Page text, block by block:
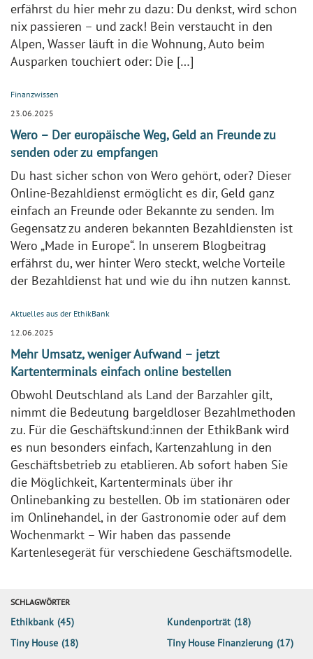
erfährst du hier mehr zu dazu: Du denkst, wird schon
nix passieren – und zack! Bein verstaucht in den
Alpen, Wasser läuft in die Wohnung, Auto beim
Ausparken touchiert oder: Die […]
Finanzwissen
23.06.2025
Wero – Der europäische Weg, Geld an Freunde zu
senden oder zu empfangen
Du hast sicher schon von Wero gehört, oder? Dieser
Online-Bezahldienst ermöglicht es dir, Geld ganz
einfach an Freunde oder Bekannte zu senden. Im
Gegensatz zu anderen bekannten Bezahldiensten ist
Wero „Made in Europe“. In unserem Blogbeitrag
erfährst du, wer hinter Wero steckt, welche Vorteile
der Bezahldienst hat und wie du ihn nutzen kannst.
Aktuelles aus der EthikBank
12.06.2025
Mehr Umsatz, weniger Aufwand – jetzt
Kartenterminals einfach online bestellen
Obwohl Deutschland als Land der Barzahler gilt,
nimmt die Bedeutung bargeldloser Bezahlmethoden
zu. Für die Geschäftskund:innen der EthikBank wird
es nun besonders einfach, Kartenzahlung in den
Geschäftsbetrieb zu etablieren. Ab sofort haben Sie
die Möglichkeit, Kartenterminals über ihr
Onlinebanking zu bestellen. Ob im stationären oder
im Onlinehandel, in der Gastronomie oder auf dem
Wochenmarkt – Wir haben das passende
Kartenlesegerät für verschiedene Geschäftsmodelle.
SCHLAGWÖRTER
Ethikbank (45) Kundenporträt (18)
Tiny House (18) Tiny House Finanzierung (17)